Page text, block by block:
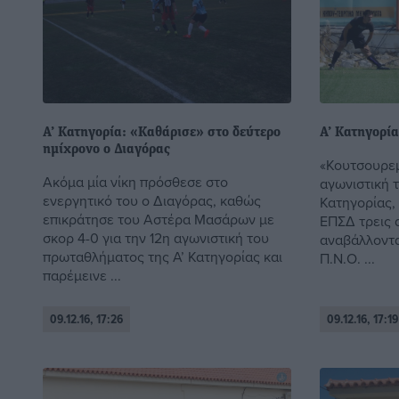
Α’ Κατηγορία: «Καθάρισε» στο δεύτερο
ημίχρονο ο Διαγόρας
Ακόμα μία νίκη πρόσθεσε στο
ενεργητικό του ο Διαγόρας, καθώς
επικράτησε του Αστέρα Μασάρων με
σκορ 4-0 για την 12η αγωνιστική του
πρωταθλήματος της Α’ Κατηγορίας και
παρέμεινε ...
09.12.16, 17:26
Α’
αγωνιστική
ΕΠΣΔ τρεις
Π.Ν.Ο. ...
09.12.16, 17:19